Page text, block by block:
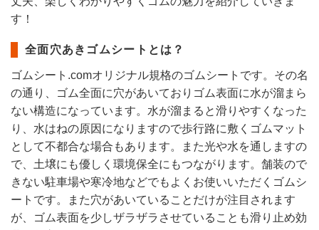
す！
全面穴あきゴムシートとは？
ゴムシート.comオリジナル規格のゴムシートです。その名
の通り、ゴム全面に穴があいておりゴム表面に水が溜まら
ない構造になっています。水が溜まると滑りやすくなった
り、水はねの原因になりますので歩行路に敷くゴムマット
として不都合な場合もあります。また光や水を通しますの
で、土壌にも優しく環境保全にもつながります。舗装ので
きない駐車場や寒冷地などでもよくお使いいただくゴムシ
ートです。また穴があいていることだけが注目されます
が、ゴム表面を少しザラザラさせていることも滑り止め効